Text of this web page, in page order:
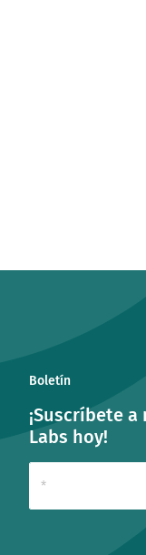
Boletín
¡Suscríbete
Labs hoy!